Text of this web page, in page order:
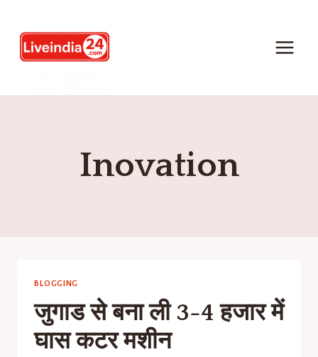
Inovation
BLOGGING
जुगाड से बना ली 3-4 हजार में
घास कटर मशीन